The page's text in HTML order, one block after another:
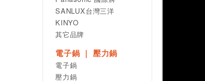
SANLUX台灣三洋
KINYO
其它品牌
電子鍋 ｜ 壓力鍋
電子鍋
壓力鍋